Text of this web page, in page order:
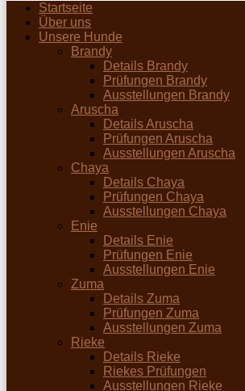
Startseite
Über uns
Unsere Hunde
Brandy
Details Brandy
Prüfungen Brandy
Ausstellungen Brandy
Aruscha
Details Aruscha
Prüfungen Aruscha
Ausstellungen Aruscha
Chaya
Details Chaya
Prüfungen Chaya
Ausstellungen Chaya
Enie
Details Enie
Prüfungen Enie
Ausstellungen Enie
Zuma
Details Zuma
Prüfungen Zuma
Ausstellungen Zuma
Rieke
Details Rieke
Riekes Prüfungen
Ausstellungen Rieke